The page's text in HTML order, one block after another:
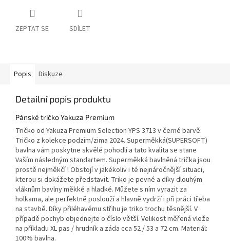
ZEPTAT SE SDÍLET
Popis Diskuze
Detailní popis produktu
Pánské tričko Yakuza Premium
Tričko od Yakuza Premium Selection YPS 3713 v černé barvě.
Tričko z kolekce podzim/zima 2024. Superměkká(SUPERSOFT)
bavlna vám poskytne skvělé pohodlí a tato kvalita se stane
Vaším následným standartem. Superměkká bavlněná trička jsou
prostě nejměkčí ! Obstojí v jakékoliv i té nejnáročnější situaci,
kterou si dokážete představit. Triko je pevné a díky dlouhým
vláknům bavlny měkké a hladké. Můžete s ním vyrazit za
holkama, ale perfektně poslouží a hlavně vydrží i při práci třeba
na stavbě. Díky přiléhavému střihu je triko trochu těsnější. V
případě pochyb objednejte o číslo větší. Velikost měřená vleže
na příkladu XL pas / hrudník a záda cca 52 / 53 a 72 cm. Materiál:
100% bavlna.